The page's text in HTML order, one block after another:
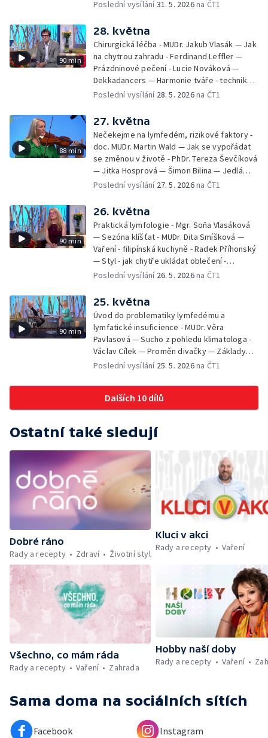
Poslední vysílání31. 5. 2026na ČT1
90 min
28. května
Chirurgická léčba - MUDr. Jakub Vlasák — Jak
na chytrou zahradu - Ferdinand Leffler —
Prázdninové pečení - Lucie Nováková —
Dekkadancers — Harmonie tváře - techniky
přírodního omlazení - Martina Kavecká —
Petr Bednařík — Počasí s Michalem Žákem
Poslední vysílání 28. 5. 2026na ČT1
88 min
27. května
Nečekejme na lymfedém, rizikové faktory -
doc. MUDr. Martin Wald — Jak se vypořádat
se změnou v životě - PhDr. Tereza Ševčíková
— Jitka Hosprová — Šimon Bilina — Jedlá
zahrada - Petra Matějková — Kulturní tipy
Poslední vysílání 27. 5. 2026na ČT1
90 min
26. května
Praktická lymfologie - Mgr. Soňa Vlasáková
— Sezóna klíšťat - MUDr. Dita Smíšková —
Vaření - filipínská kuchyně - Radek Příhonský
— Styl - jak chytře ukládat oblečení -
Veronika Slaninová — Běháme s dětmi - jak
Schneiderová — Colours of Ostrava - Filip
Košťálek a Jan Vojtko — Tajemství křišťálové
planety - Jan Maxián, Petr Horák a Adélka
Hesová — Český svaz ochránců přírody - Eva
Šrailová
Poslední vysílání 26. 5. 2026na ČT1
90 min
25. května
Úvod do problematiky lymfedému a
lymfatické insuficience - MUDr. Věra
Pavlasová — Sucho z pohledu klimatologa -
Václav Cílek — Proměn divačky — Základy
bezpečnosti dětí na inline bruslích - Petr
Zooterapie - praktické využití - Linda
Tinková — Pražské jaro - Klára Boudalová,
Marko Ivanović
Poslední vysílání 25. 5. 2026na ČT1
Dalších 10 dílů
Ostatní také sledují
Dobré ráno
Rady a recepty
Zdraví Životní styl
Kluci v akci
Rady a recepty
Vaření
Všechno, co mám ráda
Rady a recepty
Vaření Zahrada
Hobby naší doby
Rady a recepty
Vaření
Sama doma na sociálních sítích
Facebook Instagram